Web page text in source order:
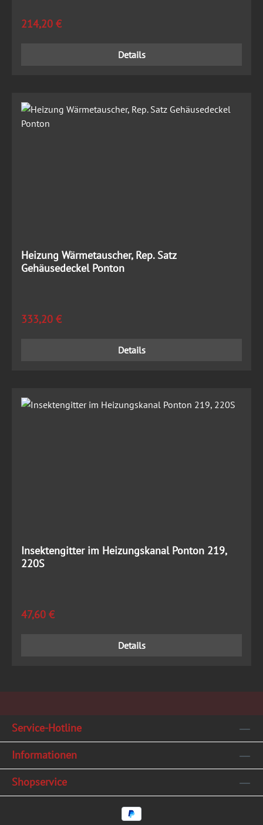
Regulärer Preis:
214,20 €
Details
Heizung Wärmetauscher, Rep. Satz
Gehäusedeckel Ponton
Regulärer Preis:
333,20 €
Details
Insektengitter im Heizungskanal Ponton 219,
220S
Regulärer Preis:
47,60 €
Details
Service-Hotline
Informationen
Shopservice